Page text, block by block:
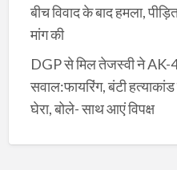
बीच विवाद के बाद हमला,
मांग की
DGP से मिल तेजस्वी ने AK-
सवाल:फायरिंग, बंटी
घेरा, बोले- साथ आएं विपक्ष